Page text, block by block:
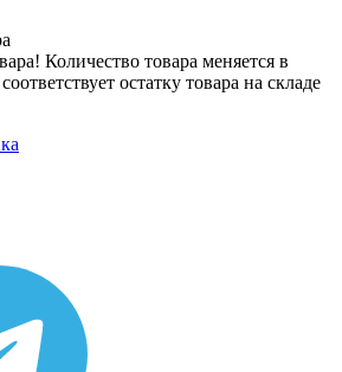
Количество товара меняется в
остатку товара на складе